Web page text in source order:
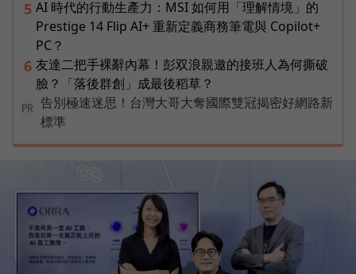
5 AI 時代的行動生產力：MSI 如何用「理解情境」的
Prestige 14 Flip AI+ 重新定義商務筆電與 Copilot+
PC？
6 友達二把手裸辭內幕！彭双浪親邀的接班人為何撕破
臉？「落後群創」成最後稻草？
PR
告別極速迷思！台灣大哥大奪國際雙冠揭密好網路新
標準